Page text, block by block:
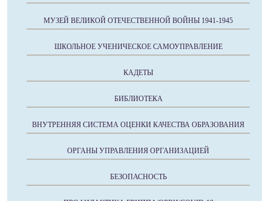
МУЗЕЙ ВЕЛИКОЙ ОТЕЧЕСТВЕННОЙ ВОЙНЫ 1941-1945
ШКОЛЬНОЕ УЧЕНИЧЕСКОЕ САМОУПРАВЛЕНИЕ
КАДЕТЫ
БИБЛИОТЕКА
ВНУТРЕННЯЯ СИСТЕМА ОЦЕНКИ КАЧЕСТВА ОБРАЗОВАНИЯ
ОРГАНЫ УПРАВЛЕНИЯ ОРГАНИЗАЦИЕЙ
БЕЗОПАСНОСТЬ